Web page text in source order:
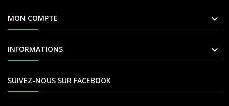
MON COMPTE 
INFORMATIONS 
SUIVEZ-NOUS SUR FACEBOOK